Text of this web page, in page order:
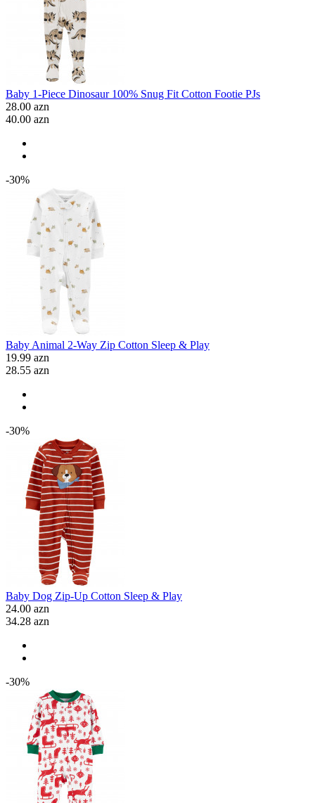
Baby 1-Piece Dinosaur 100% Snug Fit Cotton Footie PJs
28.00 azn
40.00 azn
-30%
Baby Animal 2-Way Zip Cotton Sleep & Play
19.99 azn
28.55 azn
-30%
Baby Dog Zip-Up Cotton Sleep & Play
24.00 azn
34.28 azn
-30%